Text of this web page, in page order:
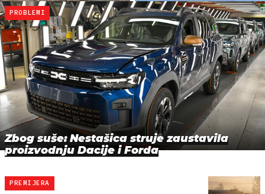
PROBLEMI
Zbog suše: Nestašica struje zaustavila
proizvodnju Dacije i Forda
PREMIJERA